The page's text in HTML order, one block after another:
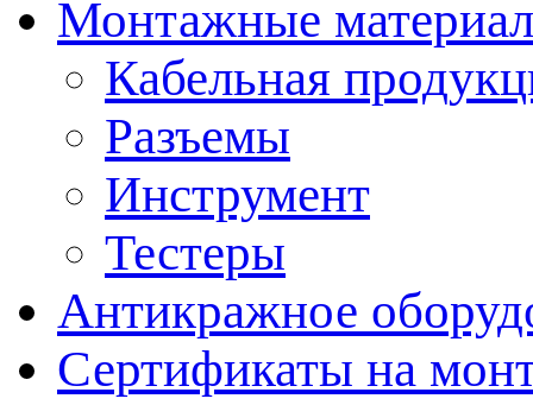
Монтажные
Кабельная
Разъемы
Инструмент
Тестеры
Антикражное
Сертификаты на